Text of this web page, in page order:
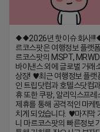
◆◆2026년 핫이슈 회사
르코스팟은 여행정보 플랫
르코스팟의 MSPT, MRWD
바이낸스 외에 글로벌 거래
상장! ♥️최근 여행정보 플랫
인 트립닷컴과 호텔스닷컴
휴 또한 쿠팡, 알리익스프레
제휴를 통해 공격적인 마케
치게 되었습니다. ♥️마지막
니 마르코스팟의 빠른정보